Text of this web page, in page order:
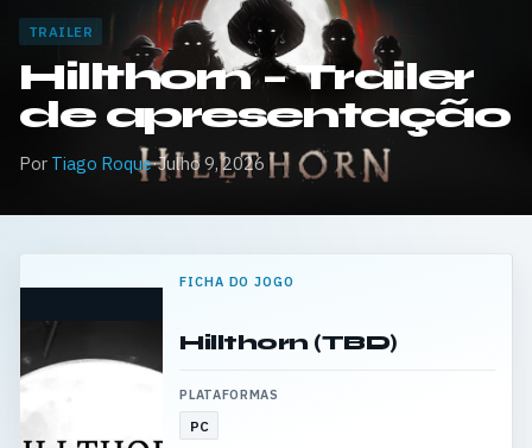
TRAILER
Hillthorn – Trailer
de apresentação
Por Tiago Roque·Julho 9, 2026
FICHA DO JOGO
Hillthorn (TBD)
PLATAFORMAS
PC